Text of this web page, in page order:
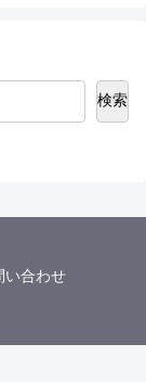
検索
い合わせ